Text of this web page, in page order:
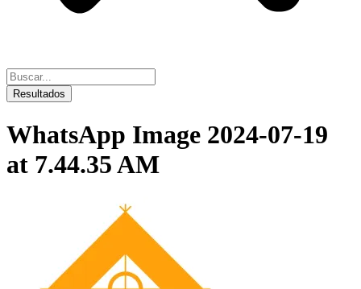
Search
...Resultados
WhatsApp Image 2024-07-19
at 7.44.35 AM